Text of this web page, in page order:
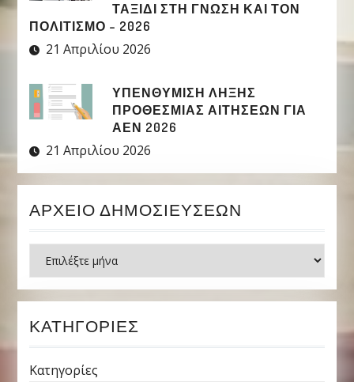
ΤΑΞΊΔΙ ΣΤΗ ΓΝΏΣΗ ΚΑΙ ΤΟΝ
ΠΟΛΙΤΙΣΜΌ – 2026
21 Απριλίου 2026
ΥΠΕΝΘΥΜΙΣΗ ΛΗΞΗΣ
ΠΡΟΘΕΣΜΙΑΣ ΑΙΤΗΣΕΩΝ ΓΙΑ
ΑΕΝ 2026
21 Απριλίου 2026
ΑΡΧΕΊΟ ΔΗΜΟΣΙΕΎΣΕΩΝ
Ιστορικό
ΚΑΤΗΓΟΡΊΕΣ
Κατηγορίες